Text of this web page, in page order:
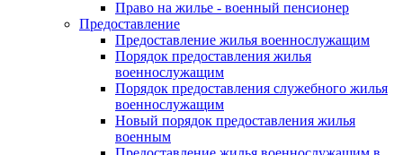
Право на жилье - военный пенсионер
Предоставление
Предоставление жилья военнослужащим
Порядок предоставления жилья
военнослужащим
Порядок предоставления служебного жилья
военнослужащим
Новый порядок предоставления жилья
военным